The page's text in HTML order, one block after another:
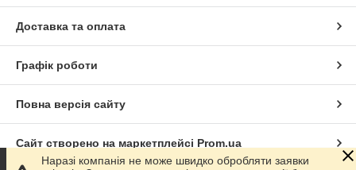
Доставка та оплата
Графік роботи
Повна версія сайту
Сайт створено на маркетплейсі Prom.ua
Наразі компанія не може швидко обробляти заявки